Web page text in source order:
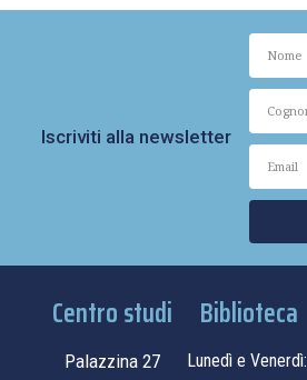
Iscriviti alla newsletter
Centro studi
Palazzina 27
Biblioteca
Lunedì e Venerdì: